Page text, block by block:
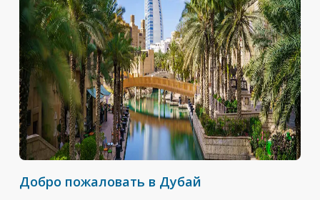
Добро пожаловать в Дубай